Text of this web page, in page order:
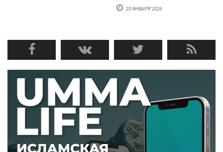
25 ЯНВАРЯ'2024